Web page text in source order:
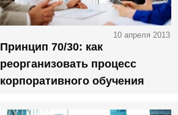
10 апреля 2013
Принцип 70/30: как
реорганизовать процесс
корпоративного обучения